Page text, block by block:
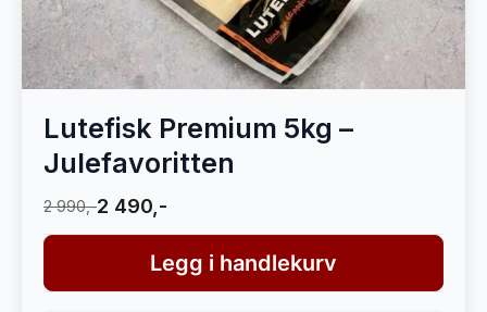
Lutefisk Premium 5kg –
Julefavoritten
2 990,-2 490,-
Legg i handlekurv